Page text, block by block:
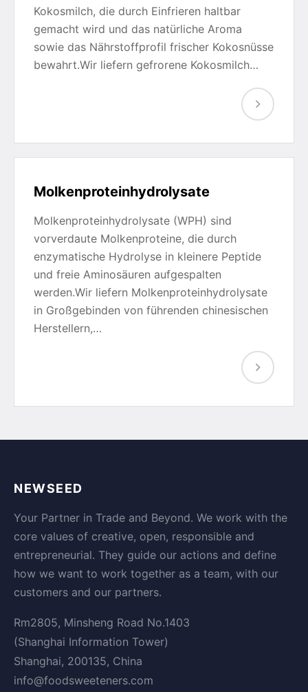
Kokosmilch, die durch Einfrieren haltbar
gemacht wird und das natürliche Aroma
sowie das Nährstoffprofil frischer Kokosnüsse
bewahrt.Wir liefern gefrorene Kokosmilch…
Molkenproteinhydrolysate
Molkenproteinhydrolysate (WPH) sind
vorverdaute Molkenproteine, die durch
enzymatische Hydrolyse in kleinere Peptide
und freie Aminosäuren aufgespalten
werden.Wir liefern Molkenproteinhydrolysate
in Großgebinden von führenden chinesischen
Herstellern,…
NEWSEED
Your Partner in Trade and Beyond. We work with the
core values of creative, open, responsible and
entrepreneurial. They guide our actions and define
how we want to work together as a team, with our
customers and our partners.
Rm2805, Minsheng Road No.1403
(Shanghai Information Tower)
Shanghai, 200135, China
info@foodsweeteners.com